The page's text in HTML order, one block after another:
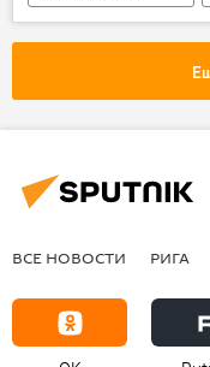
Латвия
ВСЕ НОВОСТИ РИГА